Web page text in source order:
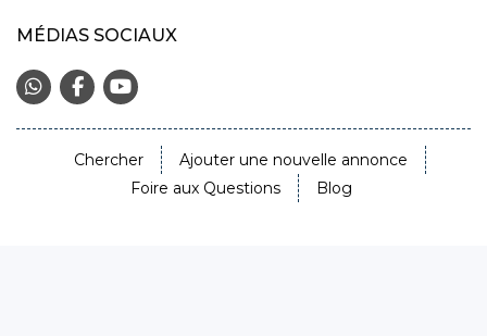
MÉDIAS SOCIAUX
Chercher
Ajouter une nouvelle annonce
Foire aux Questions
Blog